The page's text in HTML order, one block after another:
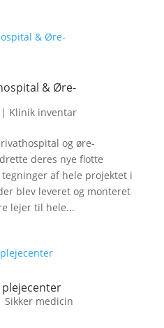
& Øre-
| Klinik inventar
og øre-
deres nye flotte
af hele projektet i
blev leveret og monteret
lejer til hele...
Sikker medicin